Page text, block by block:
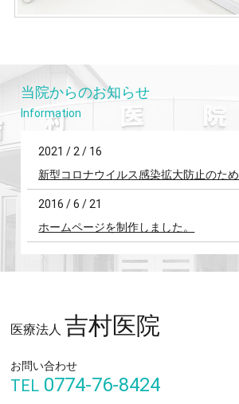
当院からのお知らせ
2021 / 2 / 16
新型コロナウイルス感染拡大防止のため
2016 / 6 / 21
ホームページを制作しました。
医療法人 吉村医院
お問い合わせ
TEL 0774-76-8424